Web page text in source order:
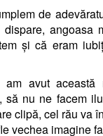
de
angoasa
și că eram
am avut această
să nu ne facem
clipă, cel rău va
vechea imagine